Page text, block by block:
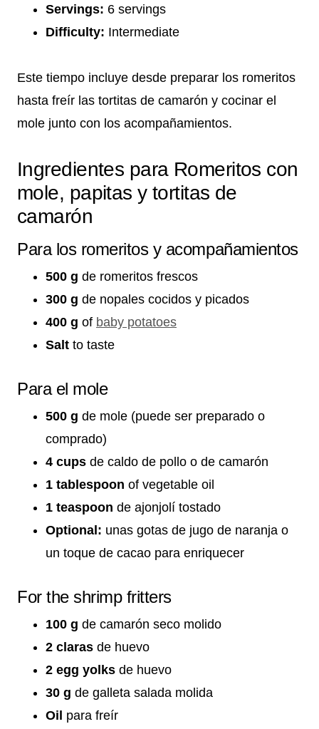
Servings: 6 servings
Difficulty: Intermediate
Este tiempo incluye desde preparar los romeritos
hasta freír las tortitas de camarón y cocinar el
mole junto con los acompañamientos.
Ingredientes para Romeritos con
mole, papitas y tortitas de
camarón
Para los romeritos y acompañamientos
500 g de romeritos frescos
300 g de nopales cocidos y picados
400 g of baby potatoes
Salt to taste
Para el mole
500 g de mole (puede ser preparado o
comprado)
4 cups de caldo de pollo o de camarón
1 tablespoon of vegetable oil
1 teaspoon de ajonjolí tostado
Optional: unas gotas de jugo de naranja o
un toque de cacao para enriquecer
For the shrimp fritters
100 g de camarón seco molido
2 claras de huevo
2 egg yolks de huevo
30 g de galleta salada molida
Oil para freír